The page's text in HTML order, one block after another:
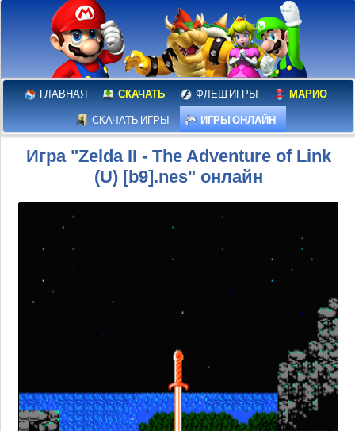
ГЛАВНАЯ СКАЧАТЬ ФЛЕШ ИГРЫ МАРИО
СКАЧАТЬ ИГРЫ ИГРЫ ОНЛАЙН
Игра "Zelda II - The Adventure of Link
(U) [b9].nes" онлайн